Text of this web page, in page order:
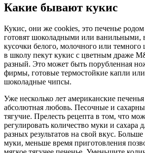
Какие бывают кукис
Кукис, они же cookies, это печенье
готовят шоколадными или ванильными,
кусочки белого, молочного или темного
в школу пекут кукис с цветным драже
разный. Это может быть порубленная
фирмы, готовые термостойкие капли
шоколадные чипсы.
Уже несколько лет американские
абсолютная любовь. Песочные и
тягучие. Прелесть рецепта в том, что
регулировать количество муки и сахара
разных результатов на свой вкус.
муки, меньше время приготовления